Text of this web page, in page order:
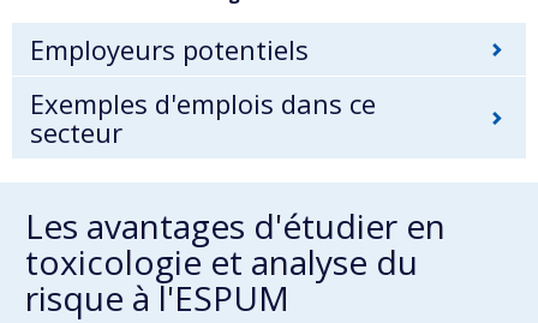
Employeurs potentiels
Exemples d'emplois dans ce
secteur
Les avantages d'étudier en
toxicologie et analyse du
risque à l'ESPUM